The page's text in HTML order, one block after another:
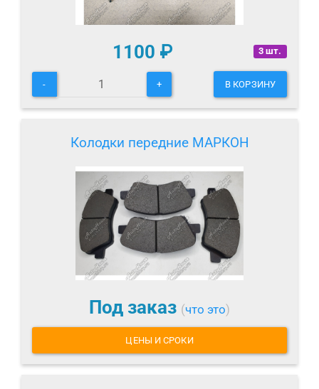
3 шт.
1100 ₽
- + В КОРЗИНУ
Колодки передние МАРКОН
Под заказ (что это)
ЦЕНЫ И СРОКИ